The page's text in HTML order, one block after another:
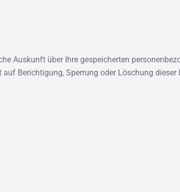
Auskunft über Ihre gespeicherten
Berichtigung, Sperrung oder Löschung